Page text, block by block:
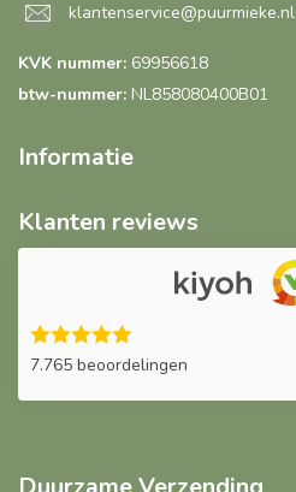
klantenservice@puurmieke.nl
KVK nummer: 69956618
btw-nummer: NL858080400B01
Informatie
Klanten reviews
7.765 beoordelingen